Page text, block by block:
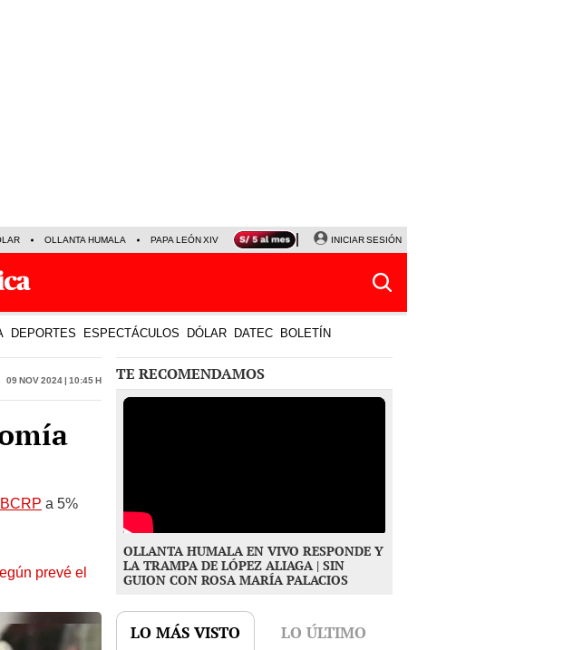
OLLANTA HUMALA PAPA LEÓN XIV NALDY SALDAÑA LA BELLA LUZ
INICIAR SESIÓN
DEPORTES ESPECTÁCULOS DÓLAR DATEC BOLETÍN
09 Nov 2024 | 10:45 h
BCRP a 5%
prevé el
TE RECOMENDAMOS
OLLANTA HUMALA EN VIVO RESPONDE Y
LA TRAMPA DE LÓPEZ ALIAGA | SIN
GUION CON ROSA MARÍA PALACIOS
LO MÁS VISTO LO ÚLTIMO